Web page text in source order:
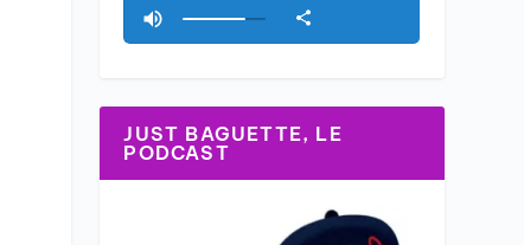
JUST BAGUETTE, LE
PODCAST